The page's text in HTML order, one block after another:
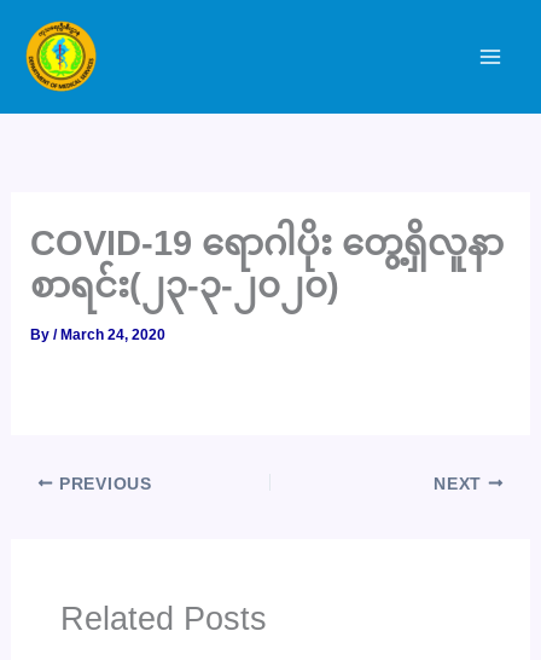
content
COVID-19 ရောဂါပိုး တွေ့ရှိလူနာ
စာရင်း(၂၃-၃-၂၀၂၀)
By/ March 24, 2020
PREVIOUS NEXT
Related Posts